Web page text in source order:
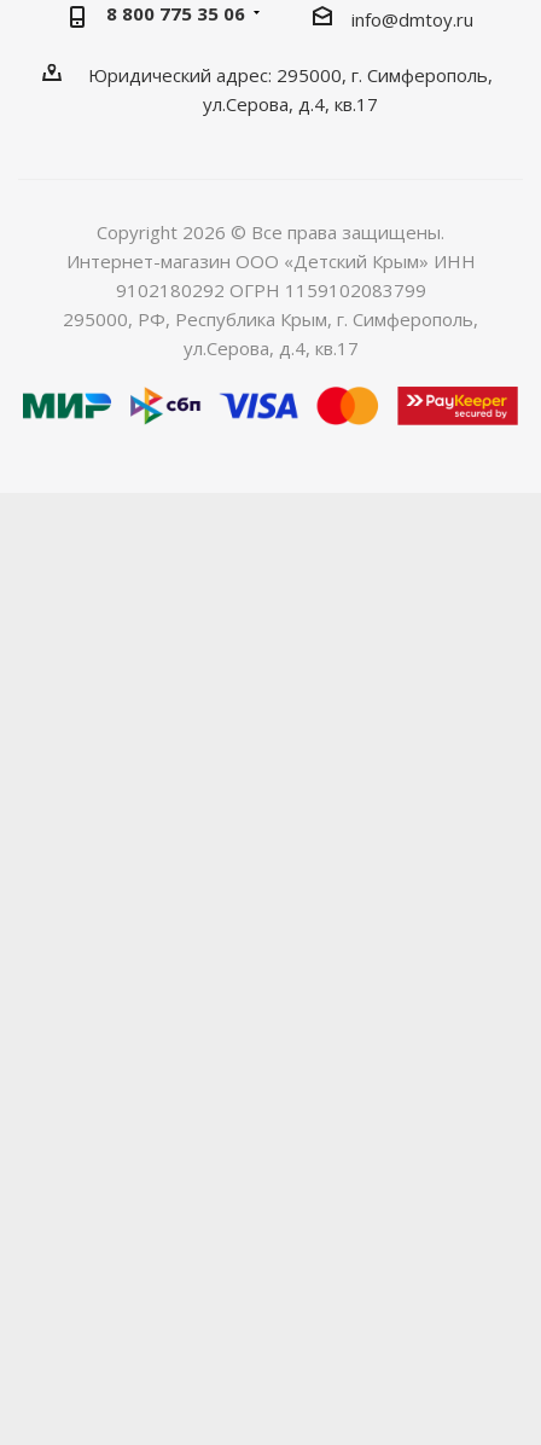
8 800 775 35 06 info@dmtoy.ru
Юридический адрес: 295000, г. Симферополь,
ул.Серова, д.4, кв.17
Copyright 2026 © Все права защищены.
Интернет-магазин ООО «Детский Крым» ИНН
9102180292 ОГРН 1159102083799
295000, РФ, Республика Крым, г. Симферополь,
ул.Серова, д.4, кв.17